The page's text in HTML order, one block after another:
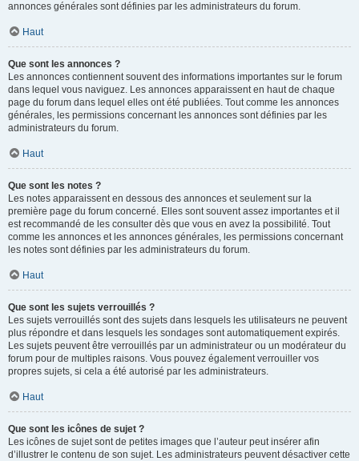
annonces générales sont définies par les administrateurs du forum.
Haut
Que sont les annonces ?
Les annonces contiennent souvent des informations importantes sur le forum
dans lequel vous naviguez. Les annonces apparaissent en haut de chaque
page du forum dans lequel elles ont été publiées. Tout comme les annonces
générales, les permissions concernant les annonces sont définies par les
administrateurs du forum.
Haut
Que sont les notes ?
Les notes apparaissent en dessous des annonces et seulement sur la
première page du forum concerné. Elles sont souvent assez importantes et il
est recommandé de les consulter dès que vous en avez la possibilité. Tout
comme les annonces et les annonces générales, les permissions concernant
les notes sont définies par les administrateurs du forum.
Haut
Que sont les sujets verrouillés ?
Les sujets verrouillés sont des sujets dans lesquels les utilisateurs ne peuvent
plus répondre et dans lesquels les sondages sont automatiquement expirés.
Les sujets peuvent être verrouillés par un administrateur ou un modérateur du
forum pour de multiples raisons. Vous pouvez également verrouiller vos
propres sujets, si cela a été autorisé par les administrateurs.
Haut
Que sont les icônes de sujet ?
Les icônes de sujet sont de petites images que l’auteur peut insérer afin
d’illustrer le contenu de son sujet. Les administrateurs peuvent désactiver cette